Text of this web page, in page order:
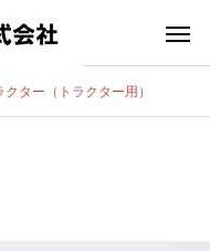
クター（トラクター用）